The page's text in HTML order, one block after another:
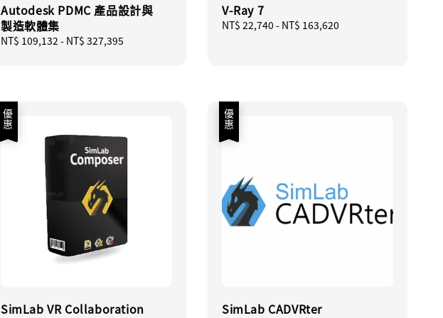
Autodesk PDMC 產品設計與
製造軟體集
Regular
NT$ 109,132 - NT$ 327,395
V-Ray 7
Regular
NT$ 22,740 - NT$ 163,620
優惠
SimLab VR Collaboration
優惠
SimLab CADVRter